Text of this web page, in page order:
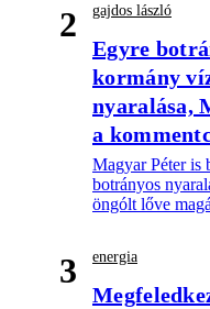
2 gajdos lászló
Egyre
kormány
nyaralása,
a
Magyar Péter is
botrányos
öngólt lőve
3 energia